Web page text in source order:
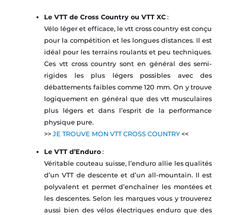
Le VTT de Cross Country ou VTT XC :
Vélo léger et efficace, le vtt cross country est conçu
pour la compétition et les longues distances. Il est
idéal pour les terrains roulants et peu techniques.
Ces vtt cross country sont en général des semi-
rigides les plus légers possibles avec des
débattements faibles comme 120 mm. On y trouve
logiquement en général que des vtt musculaires
plus légers et dans l’esprit de la performance
physique pure.
>>JE TROUVE MON VTT CROSS COUNTRY <<
Le VTT d’Enduro :
Véritable couteau suisse, l’enduro allie les qualités
d’un VTT de descente et d’un all-mountain. Il est
polyvalent et permet d’enchaîner les montées et
les descentes. Selon les marques vous y trouverez
aussi bien des vélos électriques enduro que des